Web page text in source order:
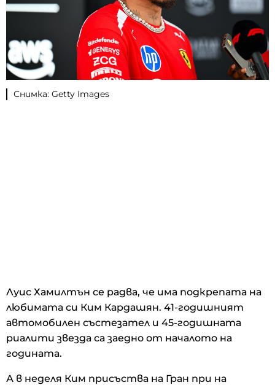
Снимка: Getty Images
Луис Хамилтън се радва, че има подкрепата на
любимата си Ким Кардашян. 41-годишният
автомобилен състезател и 45-годишната
риалити звезда са заедно от началото на
годината.
А в неделя Ким присъства на Гран при на